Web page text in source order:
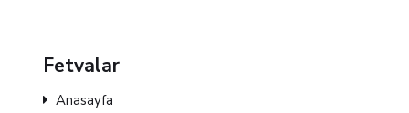
Fetvalar
Anasayfa